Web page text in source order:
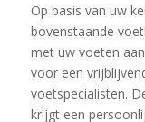
Op basis van uw
bovenstaande
met uw voeten
voor een
voetspecialisten.
krijgt een